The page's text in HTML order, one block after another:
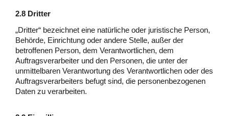
2.8 Dritter
„Dritter“ bezeichnet eine natürliche oder juristische Person,
Behörde, Einrichtung oder andere Stelle, außer der
betroffenen Person, dem Verantwortlichen, dem
Auftragsverarbeiter und den Personen, die unter der
unmittelbaren Verantwortung des Verantwortlichen oder des
Auftragsverarbeiters befugt sind, die personenbezogenen
Daten zu verarbeiten.